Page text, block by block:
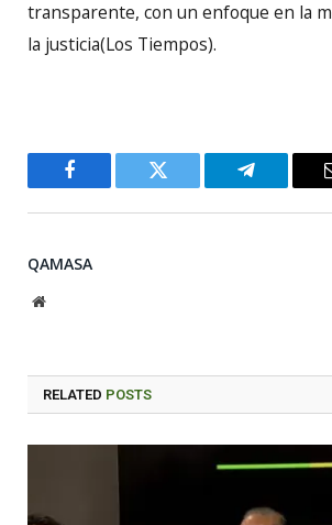
transparente, con un enfoque en la
la justicia(Los Tiempos).
Facebook Twitter Telegram
QAMASA
Website
RELATED POSTS